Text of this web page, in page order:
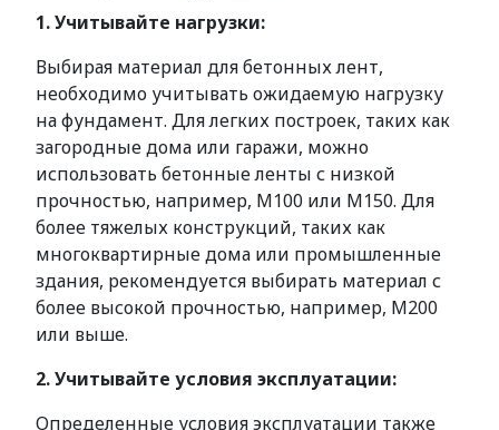
1. Учитывайте нагрузки:
Выбирая материал для бетонных лент,
необходимо учитывать ожидаемую нагрузку
на фундамент. Для легких построек, таких как
загородные дома или гаражи, можно
использовать бетонные ленты с низкой
прочностью, например, М100 или М150. Для
более тяжелых конструкций, таких как
многоквартирные дома или промышленные
здания, рекомендуется выбирать материал с
более высокой прочностью, например, М200
или выше.
2. Учитывайте условия эксплуатации:
Определенные условия эксплуатации также